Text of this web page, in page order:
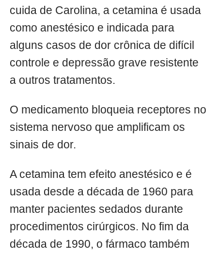
cuida de Carolina, a cetamina é usada
como anestésico e indicada para
alguns casos de dor crônica de difícil
controle e depressão grave resistente
a outros tratamentos.
O medicamento bloqueia receptores no
sistema nervoso que amplificam os
sinais de dor.
A cetamina tem efeito anestésico e é
usada desde a década de 1960 para
manter pacientes sedados durante
procedimentos cirúrgicos. No fim da
década de 1990, o fármaco também